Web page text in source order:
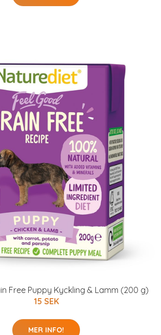
Free Puppy Kyckling & Lamm (200 g)
15 SEK
MER INFO!